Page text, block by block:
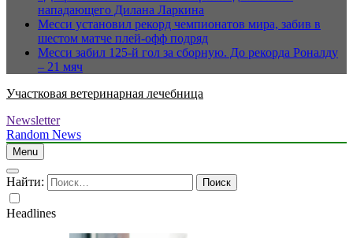
нападающего Дилана Ларкина
Месси установил рекорд чемпионатов мира, забив в
шестом матче плей‑офф подряд
Месси забил 125-й гол за сборную. До рекорда Роналду
– 21 мяч
Участковая ветеринарная лечебница
Newsletter
Random News
Menu
Найти:
Headlines